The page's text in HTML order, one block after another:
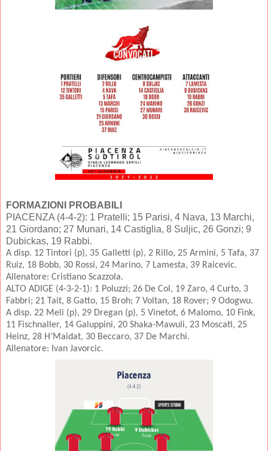
FORMAZIONI PROBABILI
PIACENZA (4-4-2): 1 Pratelli; 15 Parisi, 4 Nava, 13 Marchi,
21 Giordano; 27 Munari, 14 Castiglia, 8 Suljic, 26 Gonzi; 9
Dubickas, 19 Rabbi.
A disp. 12 Tintori (p), 35 Galletti (p), 2 Rillo, 25 Armini, 5 Tafa, 37
Ruiz, 18 Bobb, 30 Rossi, 24 Marino, 7 Lamesta, 39 Raicevic.
Allenatore: Cristiano Scazzola.
ALTO ADIGE (4-3-2-1): 1 Poluzzi; 26 De Col, 19 Zaro, 4 Curto, 3
Fabbri; 21 Tait, 8 Gatto, 15 Broh; 7 Voltan, 18 Rover; 9 Odogwu.
A disp. 22 Meli (p), 29 Dregan (p), 5 Vinetot, 6 Malomo, 10 Fink,
11 Fischnaller, 14 Galuppini, 20 Shaka-Mawuli, 23 Moscati, 25
Heinz, 28 H’Maidat, 30 Beccaro, 37 De Marchi.
Allenatore: Ivan Javorcic.